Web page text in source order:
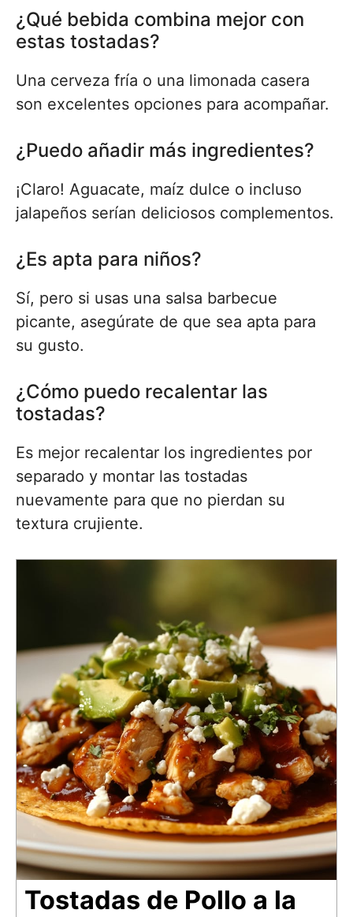
¿Qué bebida combina mejor con
estas tostadas?
Una cerveza fría o una limonada casera
son excelentes opciones para acompañar.
¿Puedo añadir más ingredientes?
¡Claro! Aguacate, maíz dulce o incluso
jalapeños serían deliciosos complementos.
¿Es apta para niños?
Sí, pero si usas una salsa barbecue
picante, asegúrate de que sea apta para
su gusto.
¿Cómo puedo recalentar las
tostadas?
Es mejor recalentar los ingredientes por
separado y montar las tostadas
nuevamente para que no pierdan su
textura crujiente.
Tostadas de Pollo a la